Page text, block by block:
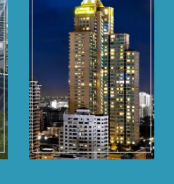
Point
Ratchadamri